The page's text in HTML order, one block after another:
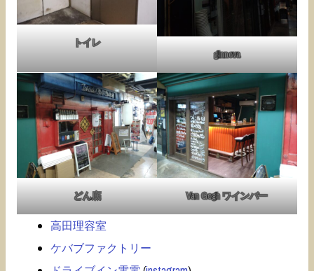
トイレ
ginnova
どん底 Van Gogh ワインバー
高田理容室
ケバブファクトリー